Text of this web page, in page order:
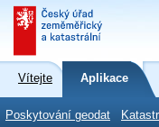
Vítejte Aplikace
Poskytování geodat